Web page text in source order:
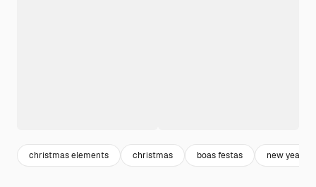
christmas elements christmas boas festas new year